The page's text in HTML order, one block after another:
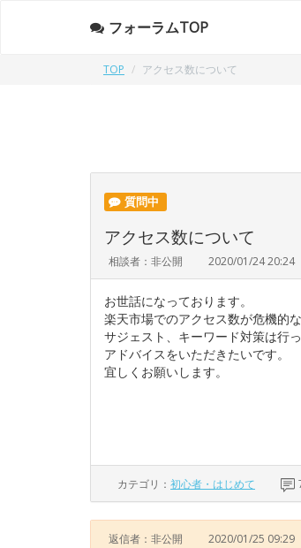
フォーラムTOP
TOP アクセス数について
質問中
アクセス数について
相談者：非公開 2020/01/24 20:24
お世話になっております。
楽天市場でのアクセス数が危機的
サジェスト、キーワード対策は行
アドバイスをいただきたいです。
宜しくお願いします。
カテゴリ： 初心者・はじめて
返信者：非公開 2020/01/25 09:29